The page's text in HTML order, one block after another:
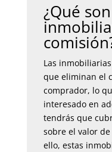
¿Qué
Las
que eliminan el
comprador, lo
interesado en
tendrás que
sobre el valor
ello, estas